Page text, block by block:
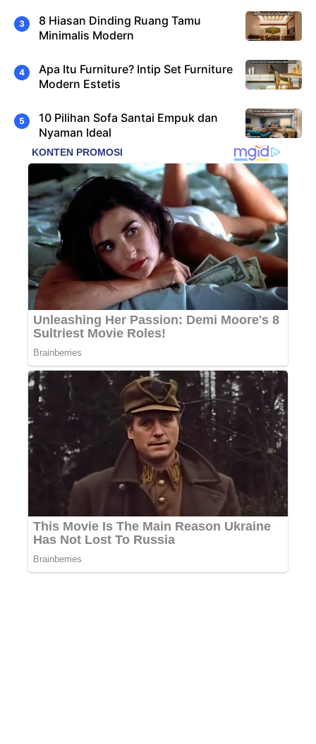
8 Hiasan Dinding Ruang Tamu
Minimalis Modern
Apa Itu Furniture? Intip Set Furniture
Modern Estetis
10 Pilihan Sofa Santai Empuk dan
Nyaman Ideal